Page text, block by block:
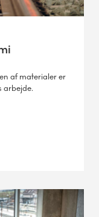
af materialer er
arbejde.